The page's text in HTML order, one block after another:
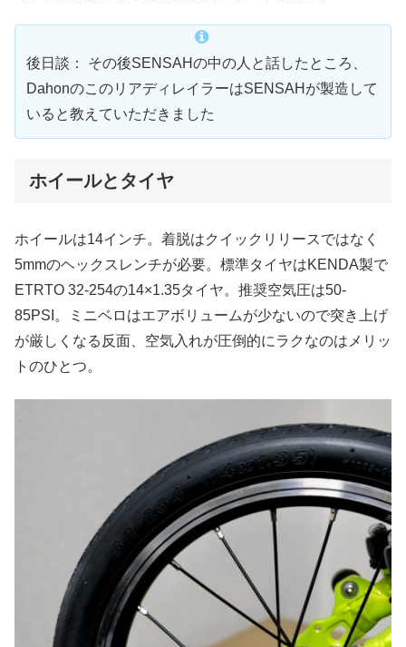
後日談： その後SENSAHの中の人と話したところ、
DahonのこのリアディレイラーはSENSAHが製造して
いると教えていただきました
ホイールとタイヤ
ホイールは14インチ。着脱はクイックリリースではなく
5mmのヘックスレンチが必要。標準タイヤはKENDA製で
ETRTO 32-254の14×1.35タイヤ。推奨空気圧は50-
85PSI。ミニベロはエアボリュームが少ないので突き上げ
が厳しくなる反面、空気入れが圧倒的にラクなのはメリッ
トのひとつ。